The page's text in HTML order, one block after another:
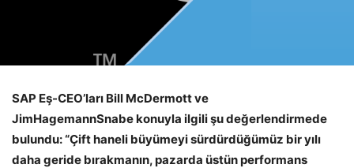
SAP Eş-CEO’ları Bill McDermott ve
JimHagemannSnabe konuyla ilgili şu değerlendirmede
bulundu: “Çift haneli büyümeyi sürdürdüğümüz bir yılı
daha geride bırakmanın, pazarda üstün performans